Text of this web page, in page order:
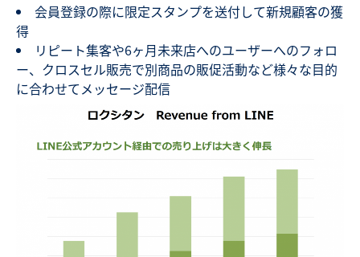
会員登録の際に限定スタンプを送付して新規顧客の獲
得
リピート集客や6ヶ月未来店へのユーザーへのフォロ
ー、クロスセル販売で別商品の販促活動など様々な目的
に合わせてメッセージ配信